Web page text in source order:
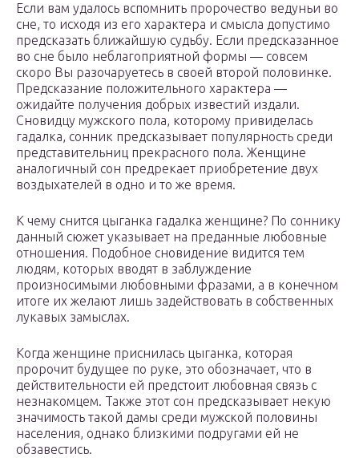
Если вам удалось вспомнить пророчество ведуньи во
сне, то исходя из его характера и смысла допустимо
предсказать ближайшую судьбу. Если предсказанное
во сне было неблагоприятной формы — совсем
скоро Вы разочаруетесь в своей второй половинке.
Предсказание положительного характера —
ожидайте получения добрых известий издали.
Сновидцу мужского пола, которому привиделась
гадалка, сонник предсказывает популярность среди
представительниц прекрасного пола. Женщине
аналогичный сон предрекает приобретение двух
воздыхателей в одно и то же время.
К чему снится цыганка гадалка женщине? По соннику
данный сюжет указывает на преданные любовные
отношения. Подобное сновидение видится тем
людям, которых вводят в заблуждение
произносимыми любовными фразами, а в конечном
итоге их желают лишь задействовать в собственных
лукавых замыслах.
Когда женщине приснилась цыганка, которая
пророчит будущее по руке, это обозначает, что в
действительности ей предстоит любовная связь с
незнакомцем. Также этот сон предсказывает некую
значимость такой дамы среди мужской половины
населения, однако близкими подругами ей не
обзавестись.